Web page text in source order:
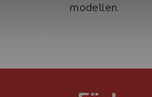
modellen.